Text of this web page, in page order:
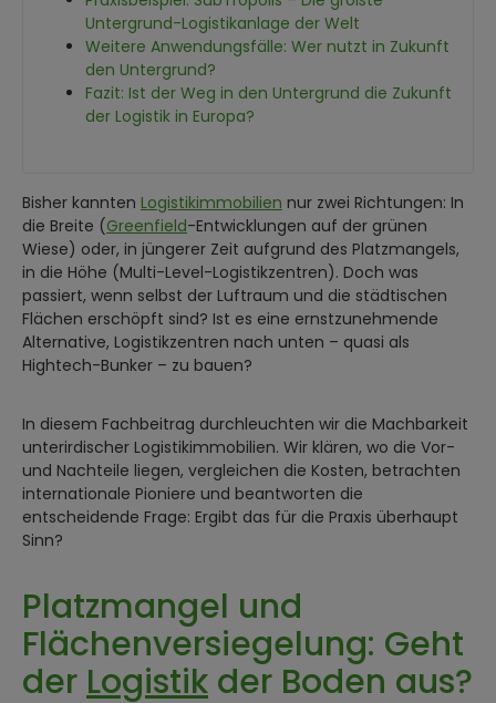
Untergrund-Logistikanlage der Welt
Weitere Anwendungsfälle: Wer nutzt in Zukunft
den Untergrund?
Fazit: Ist der Weg in den Untergrund die Zukunft
der Logistik in Europa?
Bisher kannten Logistikimmobilien nur zwei Richtungen: In
die Breite (Greenfield-Entwicklungen auf der grünen
Wiese) oder, in jüngerer Zeit aufgrund des Platzmangels,
in die Höhe (Multi-Level-Logistikzentren). Doch was
passiert, wenn selbst der Luftraum und die städtischen
Flächen erschöpft sind? Ist es eine ernstzunehmende
Alternative, Logistikzentren nach unten – quasi als
Hightech-Bunker – zu bauen?
In diesem Fachbeitrag durchleuchten wir die Machbarkeit
unterirdischer Logistikimmobilien. Wir klären, wo die Vor-
und Nachteile liegen, vergleichen die Kosten, betrachten
internationale Pioniere und beantworten die
entscheidende Frage: Ergibt das für die Praxis überhaupt
Sinn?
Platzmangel und
Flächenversiegelung: Geht
der Logistik der Boden aus?